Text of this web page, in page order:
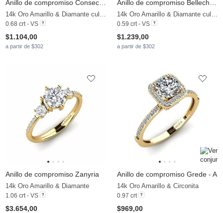
0.68 crt - VS
$1.104,00
a partir de $302
0.59 crt - VS
$1.239,00
a partir de $302
Anillo de compromiso Zanyria
14k Oro Amarillo & Diamante
1.06 crt - VS
$3.654,00
Anillo de compromiso Grede - A
14k Oro Amarillo & Circonita
0.97 crt
$969,00